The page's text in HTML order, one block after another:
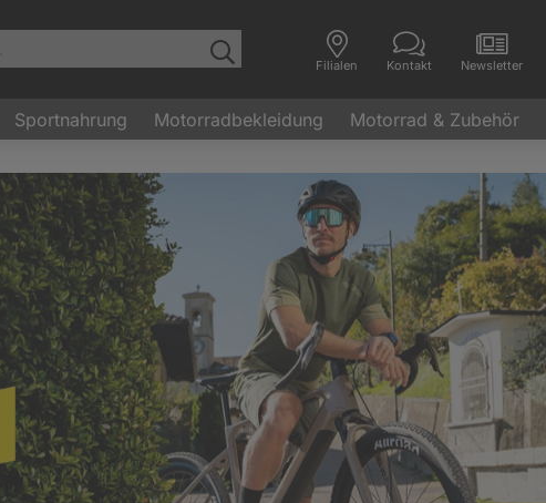
Filialen Kontakt Newsletter
Sportnahrung Motorradbekleidung Motorrad & Zubehör